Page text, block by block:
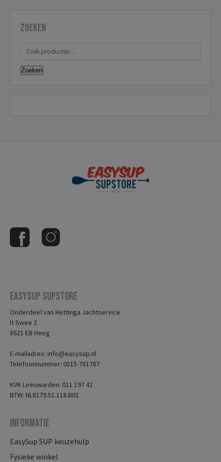
Zoeken
Zoeken
Easysup Supstore
Onderdeel van Hettinga Jachtservice
It Swee 2
8621 EB Heeg
E-mailadres: info@easysup.nl
Telefoonnummer: 0515-781787
KVK Leeuwarden: 011 197 42
BTW: NL8179.51.118.B01
Informatie
EasySup SUP keuzehulp
Fysieke winkel